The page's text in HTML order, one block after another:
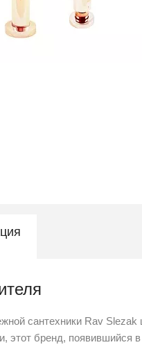
сантехники Rav
этот бренд,